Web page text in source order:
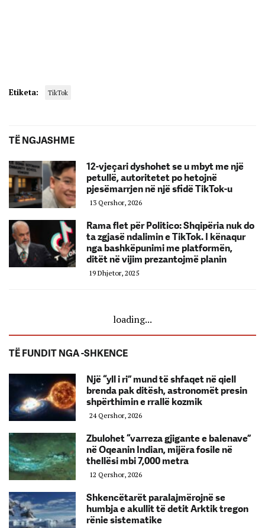
Etiketa: TikTok
TË NGJASHME
12-vjeçari dyshohet se u mbyt me një
petullë, autoritetet po hetojnë
pjesëmarrjen në një sfidë TikTok-u
13 Qershor, 2026
Rama flet për Politico: Shqipëria nuk do
ta zgjasë ndalimin e TikTok. I kënaqur
nga bashkëpunimi me platformën,
ditët në vijim prezantojmë planin
19 Dhjetor, 2025
loading...
TË FUNDIT NGA -SHKENCE
Një “yll i ri” mund të shfaqet në qiell
brenda pak ditësh, astronomët presin
shpërthimin e rrallë kozmik
24 Qershor, 2026
Zbulohet “varreza gjigante e balenave”
në Oqeanin Indian, mijëra fosile në
thellësi mbi 7,000 metra
12 Qershor, 2026
Shkencëtarët paralajmërojnë se
humbja e akullit të detit Arktik tregon
rënie sistematike